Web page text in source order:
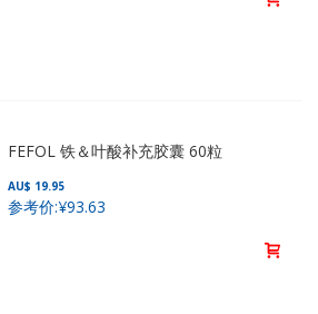
FEFOL 铁＆叶酸补充胶囊 60粒
AU$ 19.95
参考价:¥93.63